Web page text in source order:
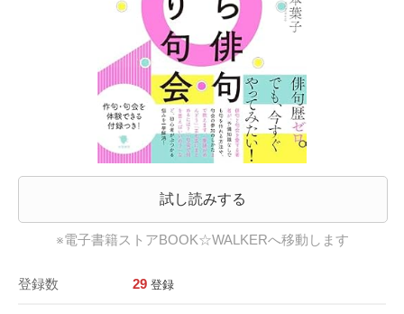
試し読みする
※電子書籍ストアBOOK☆WALKERへ移動します
登録数 29 登録